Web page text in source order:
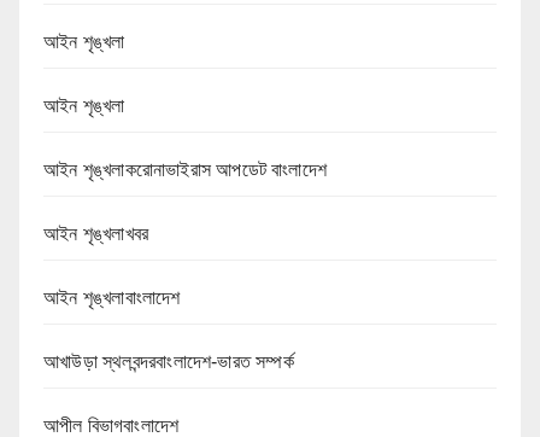
আইন শৃঙ্খলা
আইন শৃঙ্খলা
আইন শৃঙ্খলাকরোনাভাইরাস আপডেট বাংলাদেশ
আইন শৃঙ্খলাখবর
আইন শৃঙ্খলাবাংলাদেশ
আখাউড়া স্থলবন্দরবাংলাদেশ-ভারত সম্পর্ক
আপীল বিভাগবাংলাদেশ